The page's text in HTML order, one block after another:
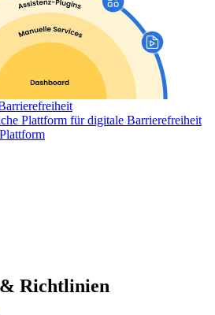
Plattform für digitale Barrierefreiheit
& Richtlinien